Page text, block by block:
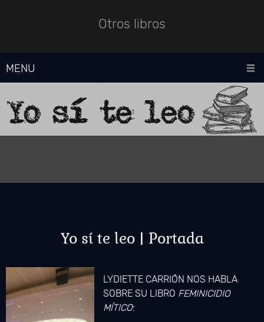
Otros libros
MENU
Yo sí te leo | Portada
LYDIETTE CARRIÓN NOS HABLA
SOBRE SU LIBRO FEMINICIDIO
MÍTICO: